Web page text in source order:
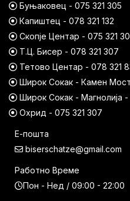
Буњаковец - 075 321 305
Капиштец - 078 321 132
Скопје Центар - 075 321
Т.Ц. Бисер - 078 321 307
Тетово Центар - 078 321
Широк Сокак - Камен Мост
Широк Сокак - Магнолија -
Охрид - 075 321 307
Е-пошта
biserschatze@gmail.com
Работно Време
Пон - Нед / 09:00 - 22:00